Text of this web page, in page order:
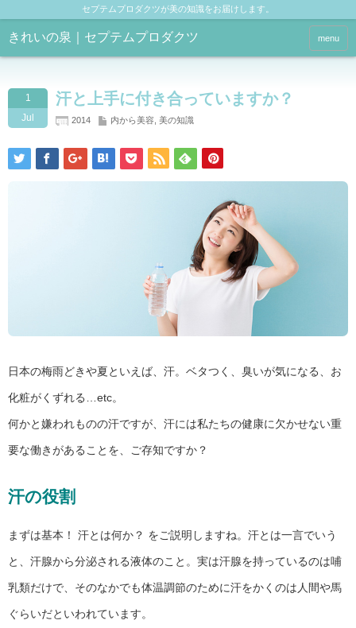
セプテムプロダクツが美の知識をお届けします。
きれいの泉｜セプテムプロダクツ menu
1
Jul
汗と上手に付き合っていますか？
2014 内から美容 美の知識
日本の梅雨どきや夏といえば、汗。ベタつく、臭いが気になる、お
化粧がくずれる…etc。
何かと嫌われものの汗ですが、汗には私たちの健康に欠かせない重
要な働きがあることを、ご存知ですか？
汗の役割
まずは基本！ 汗とは何か？ をご説明しますね。汗とは一言でいう
と、汗腺から分泌される液体のこと。実は汗腺を持っているのは哺
乳類だけで、そのなかでも体温調節のために汗をかくのは人間や馬
ぐらいだといわれています。